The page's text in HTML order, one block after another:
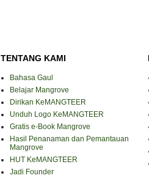
TENTANG KAMI
Bahasa Gaul
Belajar Mangrove
Dirikan KeMANGTEER
Unduh Logo KeMANGTEER
Gratis e-Book Mangrove
Hasil Penanaman dan Pemantauan
Mangrove
HUT KeMANGTEER
Jadi Founder